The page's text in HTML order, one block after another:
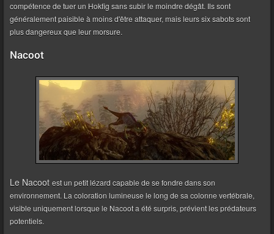
compétence de tuer un Hokfig sans subir le moindre dégât. Ils sont
généralement paisible à moins d'être attaquer, mais leurs six sabots sont
plus dangereux que leur morsure.
Nacoot
Le Nacoot est un petit lézard capable de se fondre dans son
environnement. La coloration lumineuse le long de sa colonne vertébrale,
visible uniquement lorsque le Nacoot a été surpris, prévient les prédateurs
potentiels.